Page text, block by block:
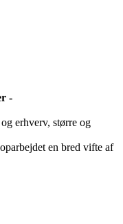
-
erhverv, større og
en bred vifte af